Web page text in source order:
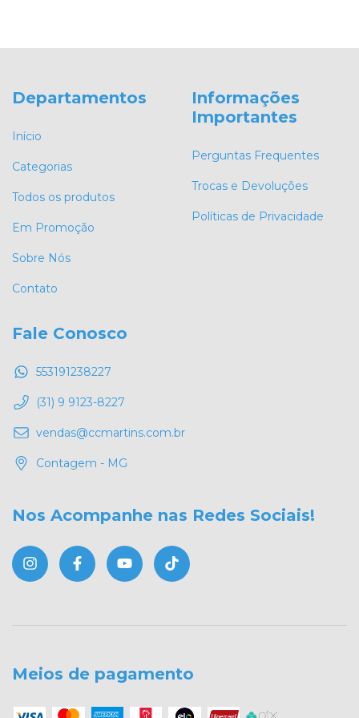
Departamentos
Início
Categorias
Todos os produtos
Em Promoção
Sobre Nós
Contato
Informações
Importantes
Perguntas Frequentes
Trocas e Devoluções
Políticas de Privacidade
Fale Conosco
553191238227
(31) 9 9123-8227
vendas@ccmartins.com.br
Contagem - MG
Nos Acompanhe nas Redes Sociais!
Meios de pagamento